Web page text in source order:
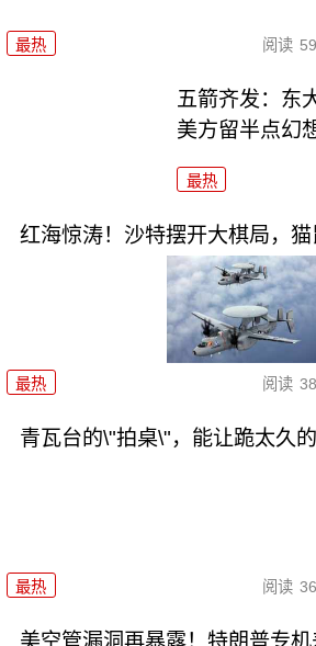
最热 阅读
五箭齐发：东
美方留半点幻
最热
红海惊涛！沙特摆开大棋局，
最热 阅读
青瓦台的\"拍桌\"，能让跪太久
最热 阅读
美空管漏洞再暴露！特朗普专